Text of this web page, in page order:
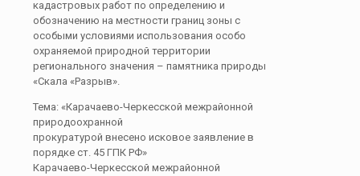
кадастровых работ по определению и
обозначению на местности границ зоны с
особыми условиями использования особо
охраняемой природной территории
регионального значения – памятника природы
«Скала «Разрыв».
Тема: «Карачаево-Черкесской межрайонной
природоохранной
прокуратурой внесено исковое заявление в
порядке ст. 45 ГПК РФ»
Карачаево-Черкесской межрайонной